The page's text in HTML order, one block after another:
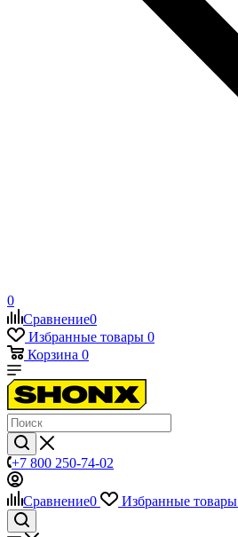
0
Сравнение0
Избранные товары 0
Корзина 0
+7 800 250-74-02
Сравнение0 Избранные товары